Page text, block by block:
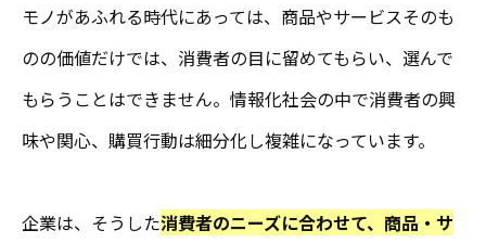
モノがあふれる時代にあっては、商品やサービスそのも
のの価値だけでは、消費者の目に留めてもらい、選んで
もらうことはできません。情報化社会の中で消費者の興
味や関心、購買行動は細分化し複雑になっています。
企業は、そうした消費者のニーズに合わせて、商品・サ